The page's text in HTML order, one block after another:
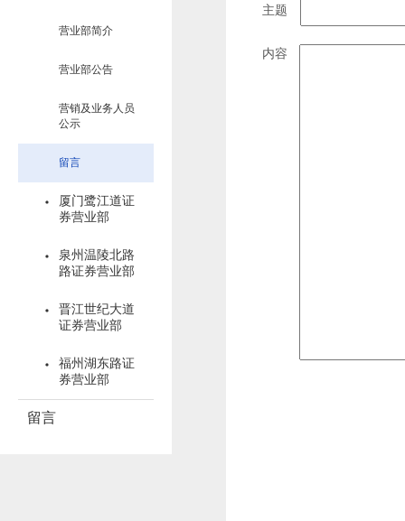
营业部简介
营业部公告
营销及业务人员
公示
留言
厦门鹭江道证
券营业部
泉州温陵北路
路证券营业部
晋江世纪大道
证券营业部
福州湖东路证
券营业部
留言
主题
内容